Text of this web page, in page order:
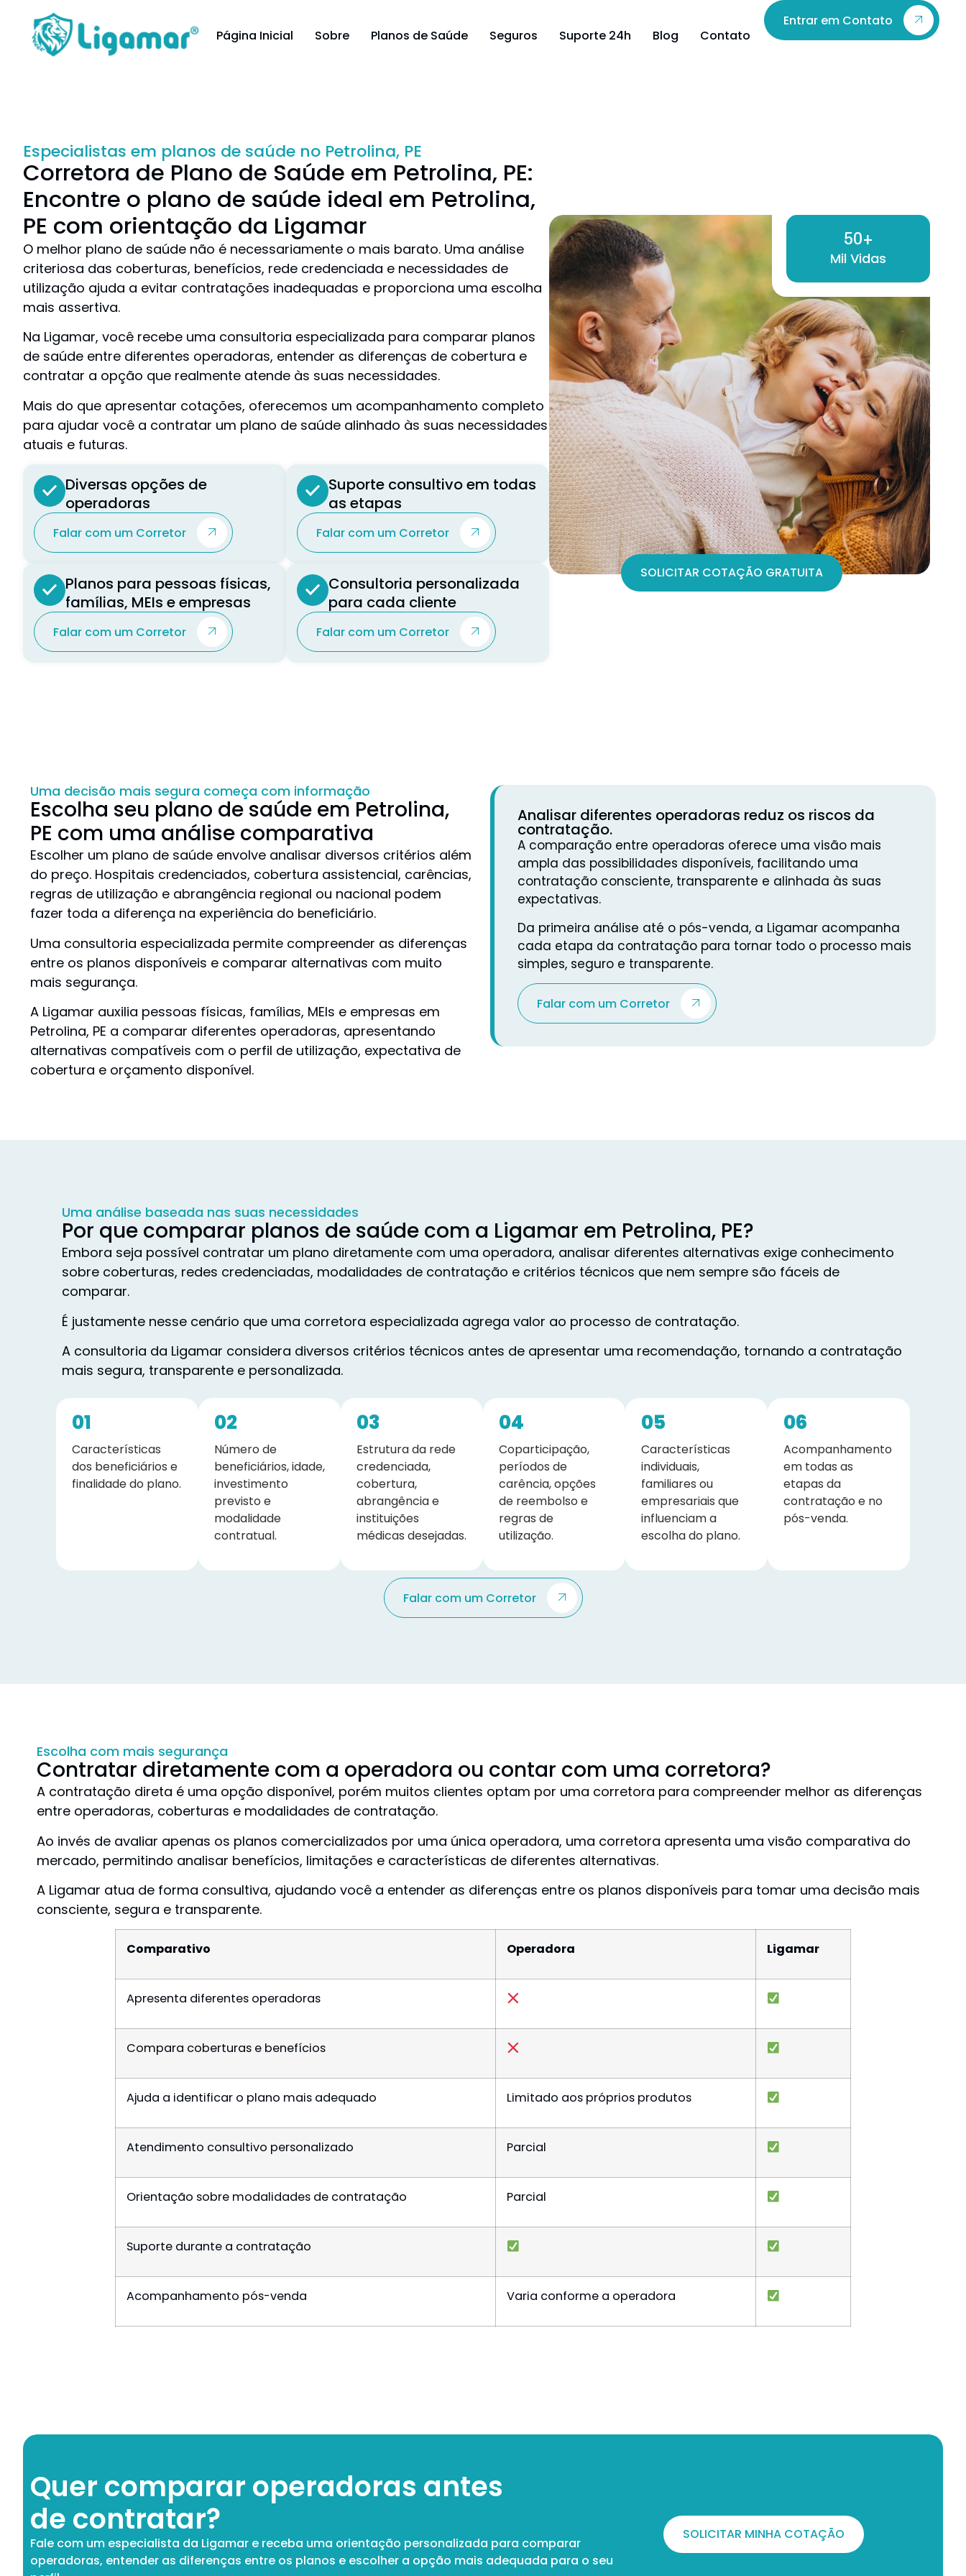
Página Inicial Sobre Planos de Saúde Seguros Suporte 24h Blog Contato
Entrar em Contato
Especialistas em planos de saúde no Petrolina, PE
Corretora de Plano de Saúde em Petrolina, PE:
Encontre o plano de saúde ideal em Petrolina,
PE com orientação da Ligamar
O melhor plano de saúde não é necessariamente o mais barato. Uma análise
criteriosa das coberturas, benefícios, rede credenciada e necessidades de
utilização ajuda a evitar contratações inadequadas e proporciona uma escolha
mais assertiva.
Na Ligamar, você recebe uma consultoria especializada para comparar planos
de saúde entre diferentes operadoras, entender as diferenças de cobertura e
contratar a opção que realmente atende às suas necessidades.
Mais do que apresentar cotações, oferecemos um acompanhamento completo
para ajudar você a contratar um plano de saúde alinhado às suas necessidades
atuais e futuras.
Diversas opções de
operadoras
Falar com um Corretor
Suporte consultivo em todas
as etapas
Falar com um Corretor
Planos para pessoas físicas,
famílias, MEIs e empresas
Falar com um Corretor
Consultoria personalizada
para cada cliente
Falar com um Corretor
Mil Vidas
50+
SOLICITAR COTAÇÃO GRATUITA
Uma decisão mais segura começa com informação
Escolha seu plano de saúde em Petrolina,
PE com uma análise comparativa
Escolher um plano de saúde envolve analisar diversos critérios além
do preço. Hospitais credenciados, cobertura assistencial, carências,
regras de utilização e abrangência regional ou nacional podem
fazer toda a diferença na experiência do beneficiário.
Uma consultoria especializada permite compreender as diferenças
entre os planos disponíveis e comparar alternativas com muito
mais segurança.
A Ligamar auxilia pessoas físicas, famílias, MEIs e empresas em
Petrolina, PE a comparar diferentes operadoras, apresentando
alternativas compatíveis com o perfil de utilização, expectativa de
cobertura e orçamento disponível.
Analisar diferentes operadoras reduz os riscos da
contratação.
A comparação entre operadoras oferece uma visão mais
ampla das possibilidades disponíveis, facilitando uma
contratação consciente, transparente e alinhada às suas
expectativas.
Da primeira análise até o pós-venda, a Ligamar acompanha
cada etapa da contratação para tornar todo o processo mais
simples, seguro e transparente.
Falar com um Corretor
Uma análise baseada nas suas necessidades
Por que comparar planos de saúde com a Ligamar em Petrolina, PE?
Embora seja possível contratar um plano diretamente com uma operadora, analisar diferentes alternativas exige conhecimento
sobre coberturas, redes credenciadas, modalidades de contratação e critérios técnicos que nem sempre são fáceis de
comparar.
É justamente nesse cenário que uma corretora especializada agrega valor ao processo de contratação.
A consultoria da Ligamar considera diversos critérios técnicos antes de apresentar uma recomendação, tornando a contratação
mais segura, transparente e personalizada.
01
Características
dos beneficiários e
finalidade do plano.
02
Número de
beneficiários, idade,
investimento
previsto e
modalidade
contratual.
03
Estrutura da rede
credenciada,
cobertura,
abrangência e
instituições
médicas desejadas.
04
Coparticipação,
períodos de
carência, opções
de reembolso e
regras de
utilização.
05
Características
individuais,
familiares ou
empresariais que
influenciam a
escolha do plano.
06
Acompanhamento
em todas as
etapas da
contratação e no
pós-venda.
Falar com um Corretor
Escolha com mais segurança
Contratar diretamente com a operadora ou contar com uma corretora?
A contratação direta é uma opção disponível, porém muitos clientes optam por uma corretora para compreender melhor as diferenças
entre operadoras, coberturas e modalidades de contratação.
Ao invés de avaliar apenas os planos comercializados por uma única operadora, uma corretora apresenta uma visão comparativa do
mercado, permitindo analisar benefícios, limitações e características de diferentes alternativas.
A Ligamar atua de forma consultiva, ajudando você a entender as diferenças entre os planos disponíveis para tomar uma decisão mais
consciente, segura e transparente.
Comparativo Operadora Ligamar
Apresenta diferentes operadoras
Compara coberturas e benefícios
Ajuda a identificar o plano mais adequado Limitado aos próprios produtos
Atendimento consultivo personalizado Parcial
Orientação sobre modalidades de contratação Parcial
Suporte durante a contratação
Acompanhamento pós-venda Varia conforme a operadora
Quer comparar operadoras antes
de contratar?
Fale com um especialista da Ligamar e receba uma orientação personalizada para comparar
operadoras, entender as diferenças entre os planos e escolher a opção mais adequada para o seu
SOLICITAR MINHA COTAÇÃO